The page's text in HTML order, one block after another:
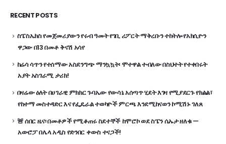
RECENT POSTS
ስፔስኤክስ የመጀመሪያውን የሩብ ዓመት የገቢ ሪፖርት ማቅረቡን ተከትሎ የአክሲዮን
ዋጋው በ13 በመቶ ቅናሽ አሳየ
ከሬሳ ሳጥን የተሰማው አስደንግጭ ማንኳኳት፡ ሞተዋል ተብለው በስህተት የተቀበሩት
አያት አስገራሚ ታሪክ!
በዛሬው ዕለት በሀገራዊ ምክክር ጉባኤው የውሳኔ አሰጣጥ ሂደት እገዛ የሚያደርጉ የክልል፣
የከተማ መስተዳድር እና የፌዴራል ተወካዮች ምርጫ እንደሚከናወን ኮሚሽኑ ገለጸ
🚨 ሰበር ዜና፡ በመቶዎች የሚቆጠሩ ስደተኞች ከሞሮኮ ወደ ስፔን ሴኡታ ዘለቁ —
አውሮፓ በሌላ አዲስ የድንበር ቀውስ ተናጋች!